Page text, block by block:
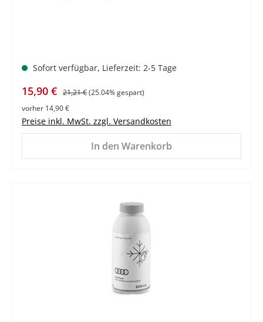
Sofort verfügbar, Lieferzeit: 2-5 Tage
Verkaufspreis:
15,90 € Regulärer Preis:
21,21 €(25.04% gespart)
vorher 14,90 €
Preise inkl. MwSt. zzgl. Versandkosten
In den Warenkorb